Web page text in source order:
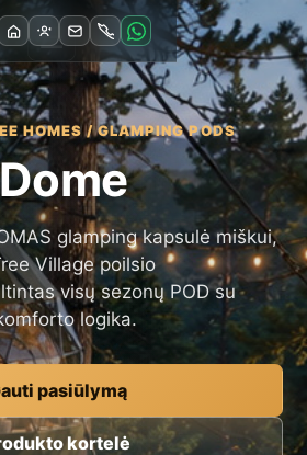
☰
HOMES / GLAMPING PODS
glamping kapsulė miškui,
Village poilsio
visų sezonų POD su
logika.
pasiūlymą
kortelė